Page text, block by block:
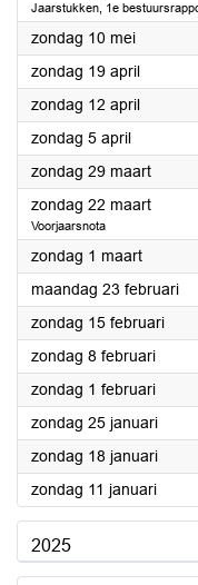
Jaarstukken, 1e
zondag 10 mei2026
zondag 19 april2026
zondag 12 april2026
zondag 5 april2026
zondag 29 maart2026
zondag 22 maart2026
Voorjaarsnota
zondag 1 maart2026
maandag 23 februari
zondag 15 februari2026
zondag 8 februari2026
zondag 1 februari2026
zondag 25 januari2026
zondag 18 januari2026
zondag 11 januari2026
2025